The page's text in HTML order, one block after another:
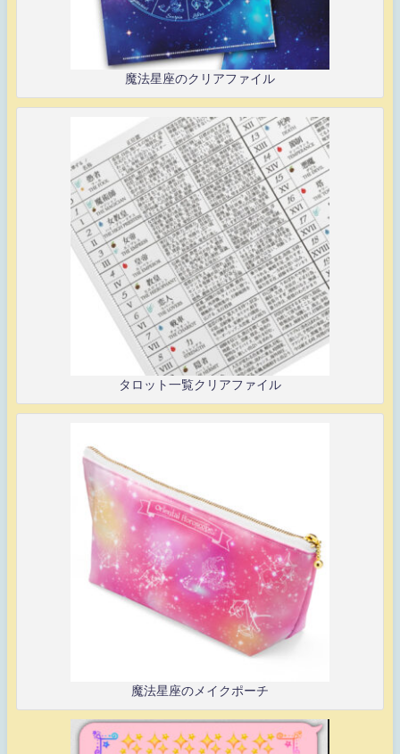
魔法星座のクリアファイル
タロット一覧クリアファイル
魔法星座のメイクポーチ